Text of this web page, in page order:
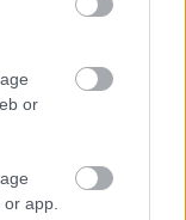
or
app.
Περίπου